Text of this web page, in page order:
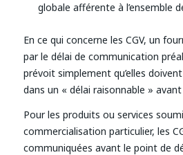
globale afférente à l’ensemble
En ce qui concerne les CGV, un
par le délai de communication
prévoit simplement qu’elles
dans un « délai raisonnable »
Pour les produits ou services
commercialisation particulier, les
communiquées avant le point de